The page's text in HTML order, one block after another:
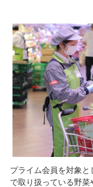
プライム会員を対象
で取り扱っている野